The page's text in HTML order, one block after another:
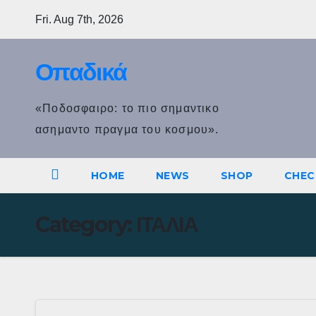
Fri. Aug 7th, 2026
Οπαδικά
«Ποδοσφαιρο: το πιο σημαντικο
ασημαντο πραγμα του κοσμου».
HOME NEWS SHOP
Category: ΙΤΑΛΙΑ